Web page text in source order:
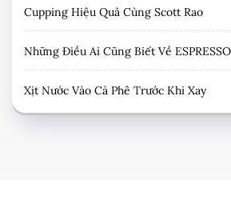
Cupping Hiệu Quả Cùng Scott Rao
Những Điều Ai Cũng Biết Về
Xịt Nước Vào Cà Phê Trước Khi Xay